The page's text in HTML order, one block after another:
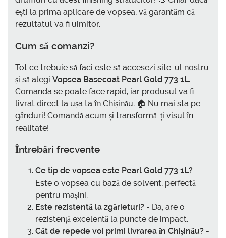
ești la prima aplicare de vopsea, vă garantăm că
rezultatul va fi uimitor.
Cum să comanzi?
Tot ce trebuie să faci este să accesezi site-ul nostru
și să alegi Vopsea Basecoat Pearl Gold 773 1L.
Comanda se poate face rapid, iar produsul va fi
livrat direct la ușa ta în Chișinău. 🏠 Nu mai sta pe
gânduri! Comandă acum și transformă-ți visul în
realitate!
Întrebări frecvente
Ce tip de vopsea este Pearl Gold 773 1L? -
Este o vopsea cu bază de solvent, perfectă
pentru mașini.
Este rezistentă la zgârieturi? - Da, are o
rezistență excelentă la puncte de impact.
Cât de repede voi primi livrarea în Chișinău? -